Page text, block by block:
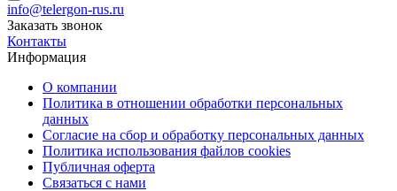
info@telergon-rus.ru
Заказать звонок
Контакты
Информация
О компании
Политика в отношении обработки персональных
данных
Согласие на сбор и обработку персональных данных
Политика использования файлов cookies
Публичная оферта
Связаться с нами